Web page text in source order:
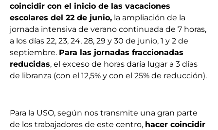
coincidir con el inicio de las vacaciones
escolares del 22 de junio, la ampliación de la
jornada intensiva de verano continuada de 7 horas,
a los días 22, 23, 24, 28, 29 y 30 de junio, 1 y 2 de
septiembre. Para las jornadas fraccionadas
reducidas, el exceso de horas daría lugar a 3 días
de libranza (con el 12,5% y con el 25% de reducción).
Para la USO, según nos transmite una gran parte
de los trabajadores de este centro, hacer coincidir